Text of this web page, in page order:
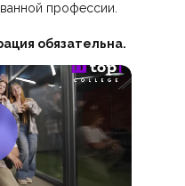
профессии.
обязательна.